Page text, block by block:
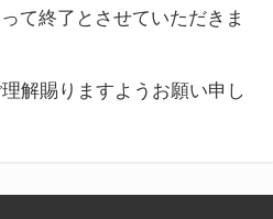
て終了とさせていただきま
解賜りますようお願い申し